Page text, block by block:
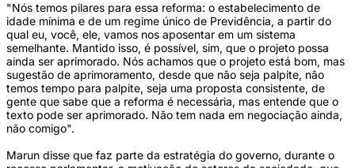
"Nós temos pilares para essa reforma: o estabelecimento de
idade mínima e de um regime único de Previdência, a partir do
qual eu, você, ele, vamos nos aposentar em um sistema
semelhante. Mantido isso, é possível, sim, que o projeto possa
ainda ser aprimorado. Nós achamos que o projeto está bom, mas
sugestão de aprimoramento, desde que não seja palpite, não
temos tempo para palpite, seja uma proposta consistente, de
gente que sabe que a reforma é necessária, mas entende que o
texto pode ser aprimorado. Não tem nada em negociação ainda,
não comigo".
Marun disse que faz parte da estratégia do governo, durante o